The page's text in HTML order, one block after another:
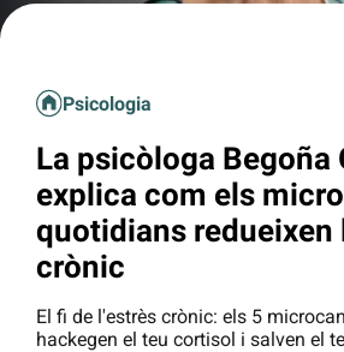
Psicologia
La psicòloga Begoña
explica com els
quotidians redueixen
crònic
El fi de l'estrès crònic: els 5
hackegen el teu cortisol i salven el